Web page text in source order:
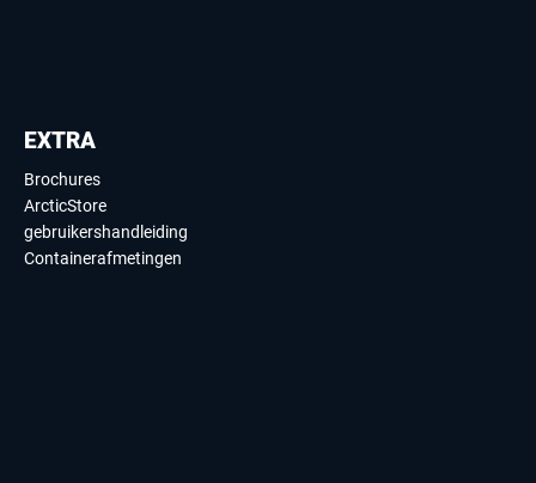
EXTRA
Brochures
ArcticStore
gebruikershandleiding
Containerafmetingen